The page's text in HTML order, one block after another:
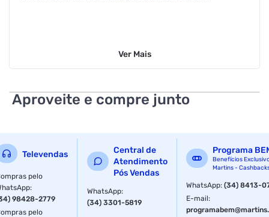
Ver Mais
Aproveite e compre junto
Televendas
pelo
:
98428-2779
pelo
Central de
Atendimento
Pós Vendas
WhatsApp:
(34) 3301-5819
Programa
Benefícios
Martins -
WhatsApp:(34) 8413-
E-mail: